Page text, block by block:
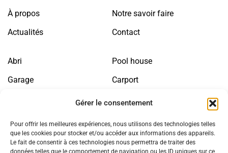
Gérer le consentement
Pour offrir les meilleures expériences, nous utilisons des technologies telles
que les cookies pour stocker et/ou accéder aux informations des appareils.
Le fait de consentir à ces technologies nous permettra de traiter des
données telles que le comportement de navigation ou les ID uniques sur ce
À propos
Notre savoir faire
Actualités
Contact
Abri
Pool house
Garage
Carport
Sauna
Politique de confidentialité Mentions légales